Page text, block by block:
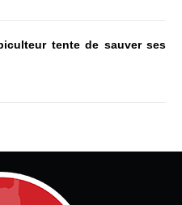
tente de sauver ses